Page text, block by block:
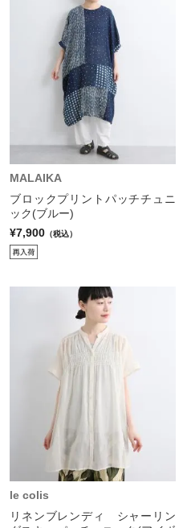
MALAIKA
ブロックプリントパッチチュニ
ック(ブルー)
¥7,900 （税込）
le colis
リネンブレンディ シャーリン